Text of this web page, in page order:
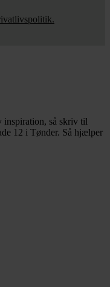
inspiration, så skriv til
12 i Tønder. Så hjælper